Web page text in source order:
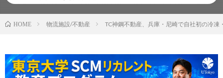
HOME 物流施設/不動産 TC神鋼不動産、兵庫・尼崎で自社初の冷凍